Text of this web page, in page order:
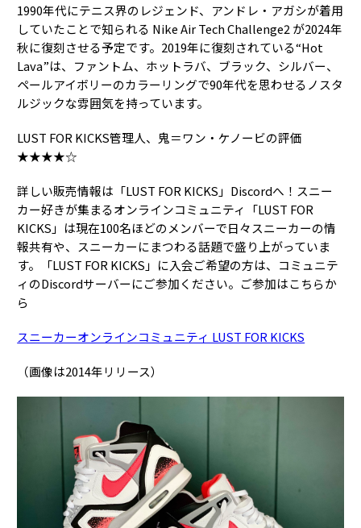
1990年代にテニス界のレジェンド、アンドレ・アガシが着用
していたことで知られる Nike Air Tech Challenge2 が2024年
秋に復刻させる予定です。2019年に復刻されている“Hot
Lava”は、ファントム、ホットラバ、ブラック、シルバー、
ペールアイボリーのカラーリングで90年代を思わせるノスタ
ルジックな雰囲気を持っています。
LUST FOR KICKS管理人、鬼＝ワン・ケノービの評価
★★★★☆
詳しい販売情報は「LUST FOR KICKS」Discordへ！スニー
カー好きが集まるオンラインコミュニティ「LUST FOR
KICKS」は現在100名ほどのメンバーで日々スニーカーの情
報共有や、スニーカーにまつわる話題で盛り上がっていま
す。「LUST FOR KICKS」に入会ご希望の方は、コミュニテ
ィのDiscordサーバーにご参加ください。ご参加はこちらか
ら
スニーカーオンラインコミュニティ LUST FOR KICKS
（画像は2014年リリース）